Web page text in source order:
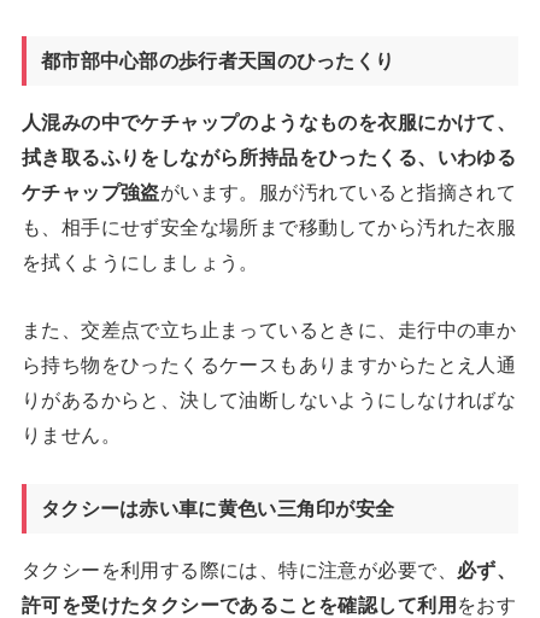
都市部中心部の歩行者天国のひったくり
人混みの中でケチャップのようなものを衣服にかけて、
拭き取るふりをしながら所持品をひったくる、いわゆる
ケチャップ強盗がいます。服が汚れていると指摘されて
も、相手にせず安全な場所まで移動してから汚れた衣服
を拭くようにしましょう。
また、交差点で立ち止まっているときに、走行中の車か
ら持ち物をひったくるケースもありますからたとえ人通
りがあるからと、決して油断しないようにしなければな
りません。
タクシーは赤い車に黄色い三角印が安全
タクシーを利用する際には、特に注意が必要で、 必ず、
許可を受けたタクシーであることを確認して利用 をおす